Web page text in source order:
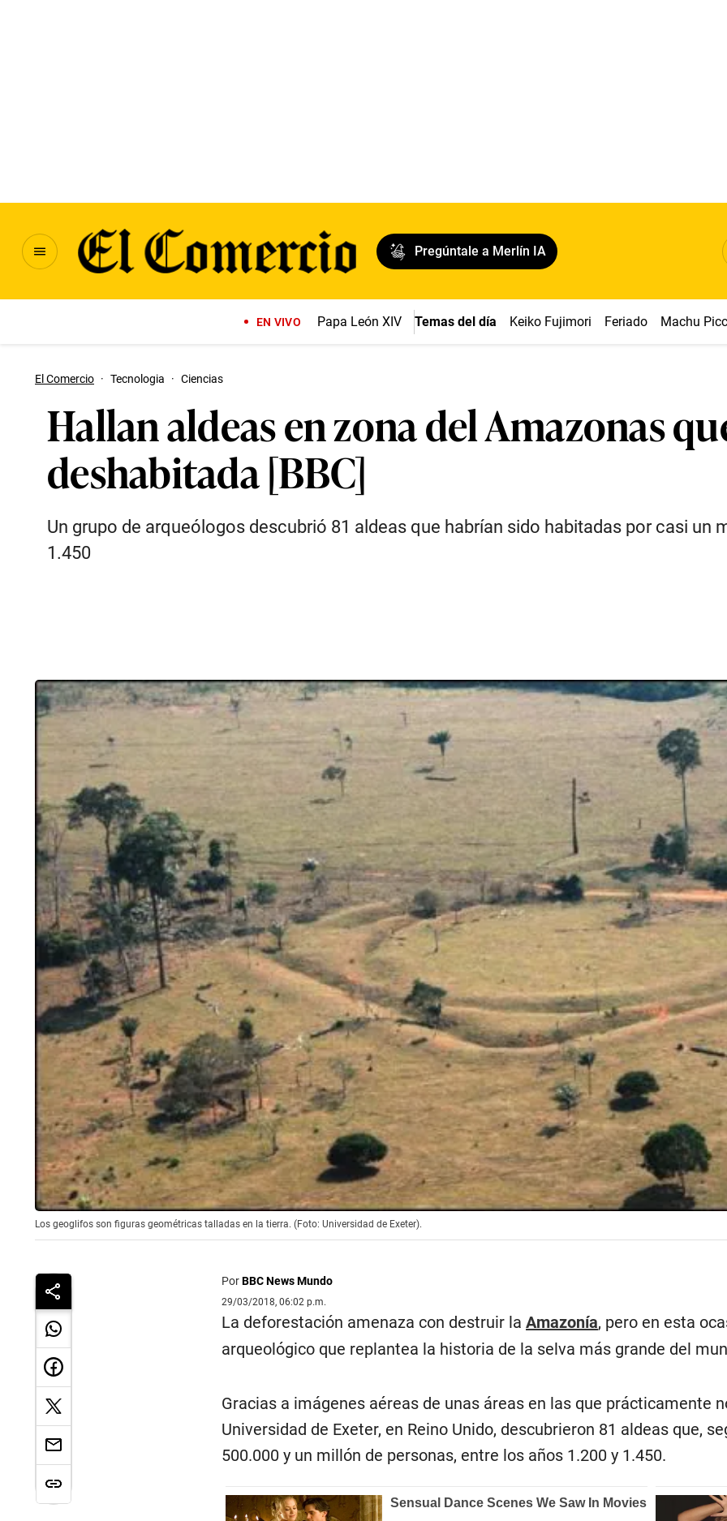
Pregúntale a Merlín IA
EN VIVO Papa León XIV Temas del día Keiko Fujimori Feriado Machu
El Comercio · Tecnologia · Ciencias
Hallan aldeas en zona del Amazonas
deshabitada [BBC]
Un grupo de arqueólogos descubrió 81 aldeas que habrían sido habitadas por casi un
1.450
Los geoglifos son figuras geométricas talladas en la tierra. (Foto: Universidad de Exeter).
PorBBC News Mundo
29/03/2018, 06:02 p.m.
La deforestación amenaza con destruir laAmazonía, pero en esta
arqueológico que replantea la historia de la selva más grande del
Gracias a imágenes aéreas de unas áreas en las que prácticamente
Universidad de Exeter, en Reino Unido, descubrieron 81 aldeas que,
500.000 y un millón de personas, entre los años 1.200 y 1.450.